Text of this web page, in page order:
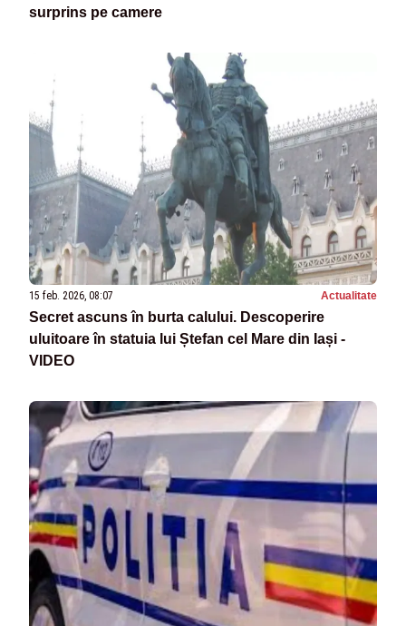
surprins pe camere
15 feb. 2026, 08:07 Actualitate
Secret ascuns în burta calului. Descoperire
uluitoare în statuia lui Ștefan cel Mare din Iași -
VIDEO